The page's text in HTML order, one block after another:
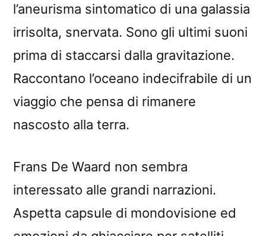
l’aneurisma sintomatico di una galassia
irrisolta, snervata. Sono gli ultimi suoni
prima di staccarsi dalla gravitazione.
Raccontano l’oceano indecifrabile di un
viaggio che pensa di rimanere
nascosto alla terra.
Frans De Waard non sembra
interessato alle grandi narrazioni.
Aspetta capsule di mondovisione ed